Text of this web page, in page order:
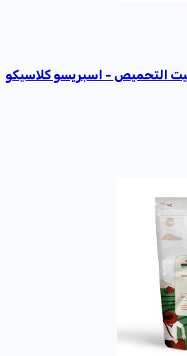
التحميص - اسبريسو كلاسيكو